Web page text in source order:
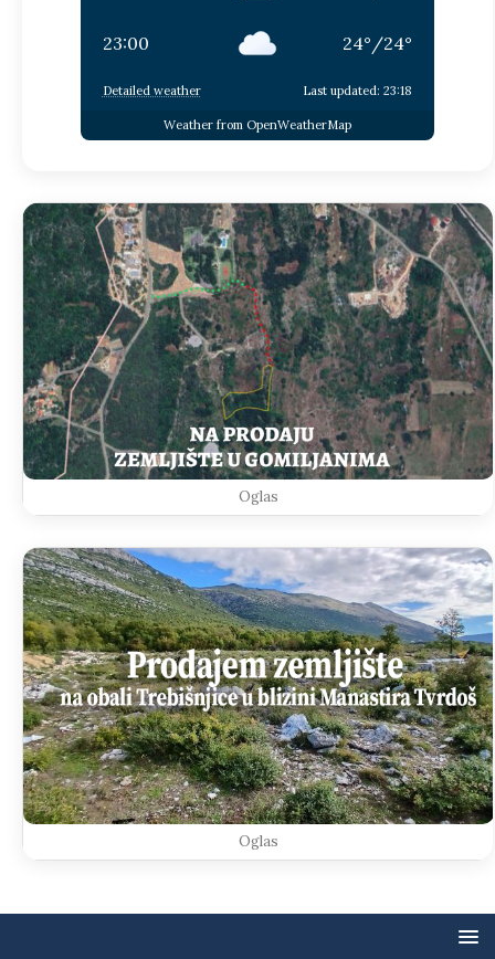
23:00 24° /24°
Detailed weather Last updated: 23:18
Weather from OpenWeatherMap
Oglas
Oglas